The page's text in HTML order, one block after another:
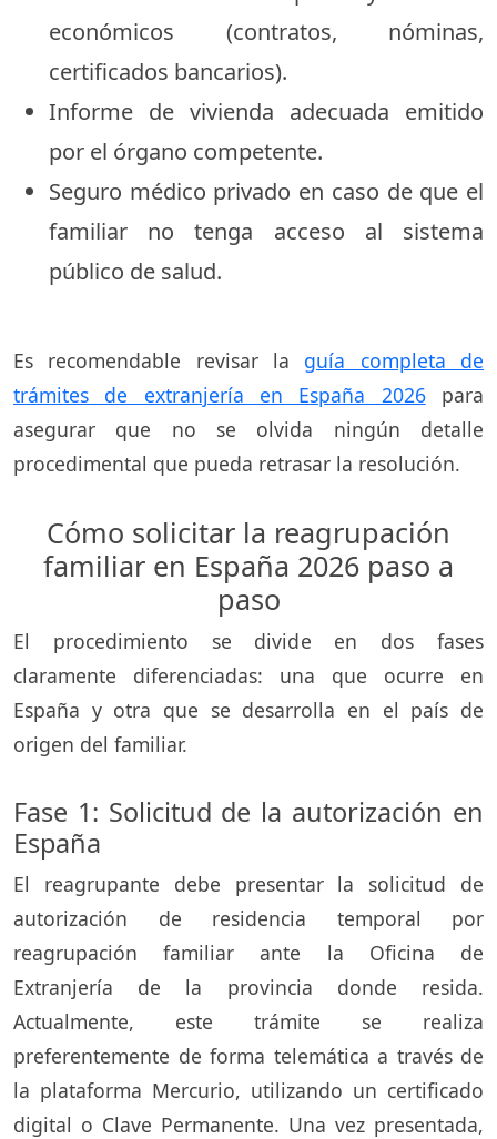
económicos (contratos, nóminas,
certificados bancarios).
Informe de vivienda adecuada emitido
por el órgano competente.
Seguro médico privado en caso de que el
familiar no tenga acceso al sistema
público de salud.
Es recomendable revisar la guía completa de
trámites de extranjería en España 2026para
asegurar que no se olvida ningún detalle
procedimental que pueda retrasar la resolución.
Cómo solicitar la reagrupación
familiar en España 2026 paso a
paso
El procedimiento se divide en dos fases
claramente diferenciadas: una que ocurre en
España y otra que se desarrolla en el país de
origen del familiar.
Fase 1: Solicitud de la autorización en
España
El reagrupante debe presentar la solicitud de
autorización de residencia temporal por
reagrupación familiar ante la Oficina de
Extranjería de la provincia donde resida.
Actualmente, este trámite se realiza
preferentemente de forma telemática a través de
la plataforma Mercurio, utilizando un certificado
digital o Clave Permanente. Una vez presentada,